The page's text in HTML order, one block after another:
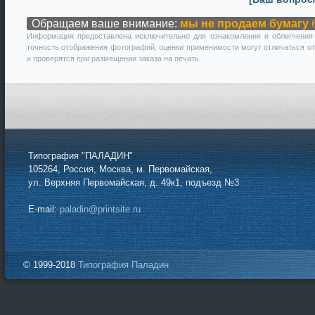
Обращаем ваше внимание: мы не продаем бумагу
Информация предоставлена исключительно для ознакомления и
точность отображения фотографий, оценки применимости могут отличаться
и проверятся при размещении заказа на печать.
Типография "ПАЛАДИН"
105264, Россия, Москва, м. Первомайская,
ул. Верхняя Первомайская, д. 49к1, подъезд №3
E-mail:paladin@printsite.ru
© 1999-2018Типография Паладин